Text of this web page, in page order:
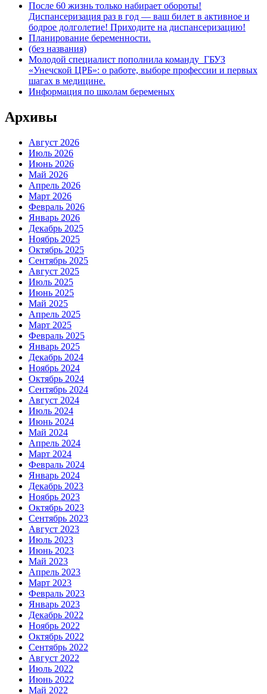
После 60 жизнь только набирает обороты!
Диспансеризация раз в год — ваш билет в активное и
бодрое долголетие! Приходите на диспансеризацию!
Планирование беременности.
(без названия)
Молодой специалист пополнила команду ГБУЗ
«Унечской ЦРБ»: о работе, выборе профессии и первых
шагах в медицине.
Информация по школам беременых
Архивы
Август 2026
Июль 2026
Июнь 2026
Май 2026
Апрель 2026
Март 2026
Февраль 2026
Январь 2026
Декабрь 2025
Ноябрь 2025
Октябрь 2025
Сентябрь 2025
Август 2025
Июль 2025
Июнь 2025
Май 2025
Апрель 2025
Март 2025
Февраль 2025
Январь 2025
Декабрь 2024
Ноябрь 2024
Октябрь 2024
Сентябрь 2024
Август 2024
Июль 2024
Июнь 2024
Май 2024
Апрель 2024
Март 2024
Февраль 2024
Январь 2024
Декабрь 2023
Ноябрь 2023
Октябрь 2023
Сентябрь 2023
Август 2023
Июль 2023
Июнь 2023
Май 2023
Апрель 2023
Март 2023
Февраль 2023
Январь 2023
Декабрь 2022
Ноябрь 2022
Октябрь 2022
Сентябрь 2022
Август 2022
Июль 2022
Июнь 2022
Май 2022